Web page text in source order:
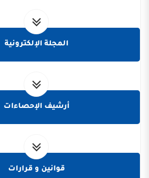
المجلة الإلكترونية
أرشيف الإحصاءات
قوانين و قرارات